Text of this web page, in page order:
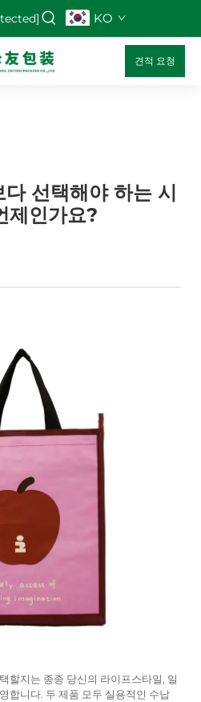
KO
견적 요청
선택해야 하는 시
제인가요?
할지는 종종 당신의 라이프스타일, 일
합니다. 두 제품 모두 실용적인 수납